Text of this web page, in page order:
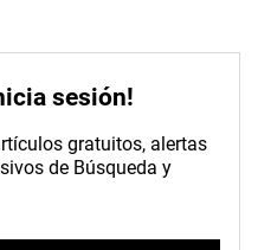
sesión!
gratuitos, alertas
de Búsqueda y